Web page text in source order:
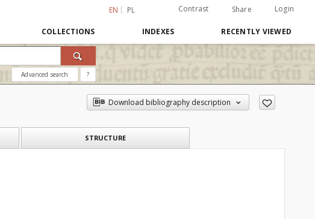
EN PL Contrast Share Login
COLLECTIONS INDEXES RECENTLY VIEWED
Advanced search ?
Download bibliography description
STRUCTURE